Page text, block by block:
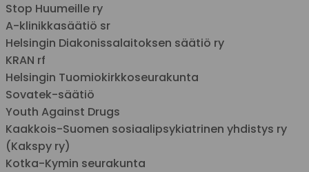
Stop Huumeille ry
A-klinikkasäätiö sr
Helsingin Diakonissalaitoksen säätiö ry
KRAN rf
Helsingin Tuomiokirkkoseurakunta
Sovatek-säätiö
Youth Against Drugs
Kaakkois-Suomen sosiaalipsykiatrinen yhdistys ry
(Kakspy ry)
Kotka-Kymin seurakunta